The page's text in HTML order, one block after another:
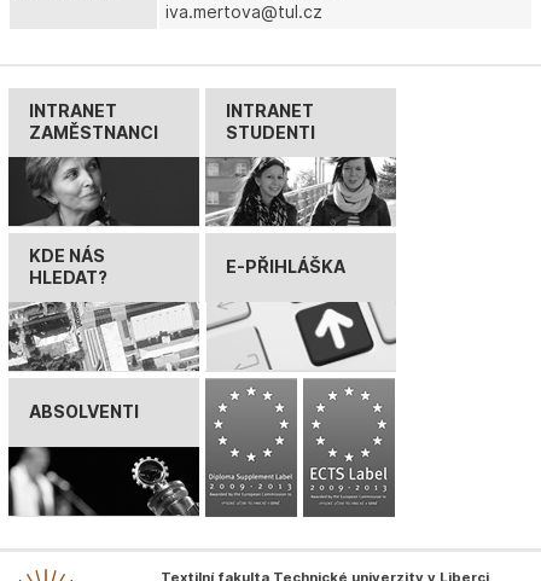
iva.mertova@tul.cz
INTRANET
ZAMĚSTNANCI
INTRANET
STUDENTI
KDE NÁS
HLEDAT?
E-PŘIHLÁŠKA
ABSOLVENTI
Textilní fakulta Technické univerzity v Liberci